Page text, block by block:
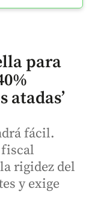
para
atadas’
fácil.
rigidez del
y exige